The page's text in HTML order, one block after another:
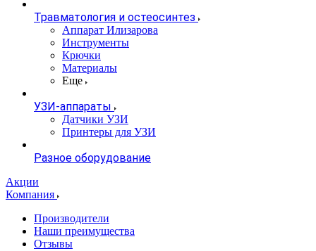
Травматология и остеосинтез
Аппарат Илизарова
Инструменты
Крючки
Материалы
Еще
УЗИ-аппараты
Датчики УЗИ
Принтеры для УЗИ
Разное оборудование
Акции
Компания
Производители
Наши преимущества
Отзывы